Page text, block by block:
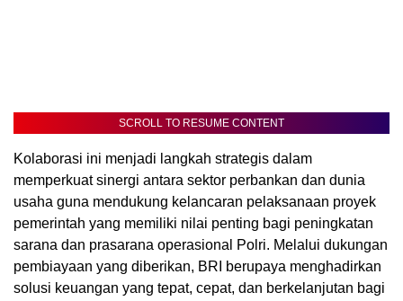
SCROLL TO RESUME CONTENT
Kolaborasi ini menjadi langkah strategis dalam
memperkuat sinergi antara sektor perbankan dan dunia
usaha guna mendukung kelancaran pelaksanaan proyek
pemerintah yang memiliki nilai penting bagi peningkatan
sarana dan prasarana operasional Polri. Melalui dukungan
pembiayaan yang diberikan, BRI berupaya menghadirkan
solusi keuangan yang tepat, cepat, dan berkelanjutan bagi